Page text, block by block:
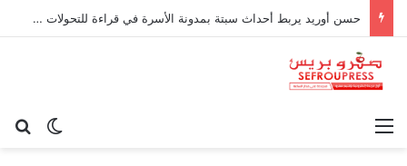
حسن أوريد يربط أحداث سبتة بمدونة الأسرة في قراءة للتحولات الاجتماعية
الوضع القائمة